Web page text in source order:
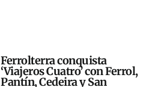
Ferrolterra conquista
‘Viajeros Cuatro’ con Ferrol,
Pantín, Cedeira y San